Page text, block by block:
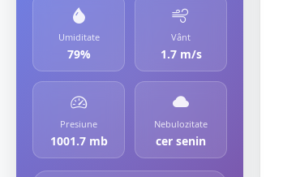
Umiditate
79%
Vânt
1.7 m/s
Presiune
1001.7 mb
Nebulozitate
cer senin